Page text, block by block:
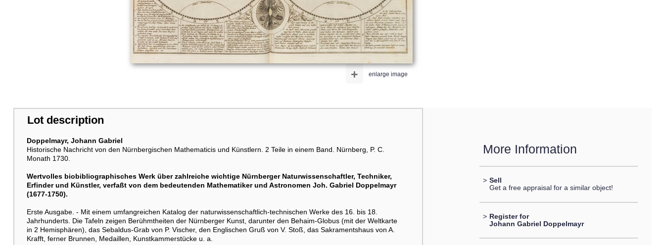
enlarge image
+
Lot description
Doppelmayr, Johann Gabriel
Historische Nachricht von den Nürnbergischen Mathematicis und Künstlern. 2 Teile in einem Band. Nürnberg, P. C.
Monath 1730.
Wertvolles biobibliographisches Werk über zahlreiche wichtige Nürnberger Naturwissenschaftler, Techniker,
Erfinder und Künstler, verfaßt von dem bedeutenden Mathematiker und Astronomen Joh. Gabriel Doppelmayr
(1677-1750).
Erste Ausgabe. - Mit einem umfangreichen Katalog der naturwissenschaftlich-technischen Werke des 16. bis 18.
Jahrhunderts. Die Tafeln zeigen Berühmtheiten der Nürnberger Kunst, darunter den Behaim-Globus (mit der Weltkarte
in 2 Hemisphären), das Sebaldus-Grab von P. Vischer, den Englischen Gruß von V. Stoß, das Sakramentshaus von A.
Krafft, ferner Brunnen, Medaillen, Kunstkammerstücke u. a.
More Information
> Sell
Get a free appraisal for a similar object!
> Register for
Johann Gabriel Doppelmayr